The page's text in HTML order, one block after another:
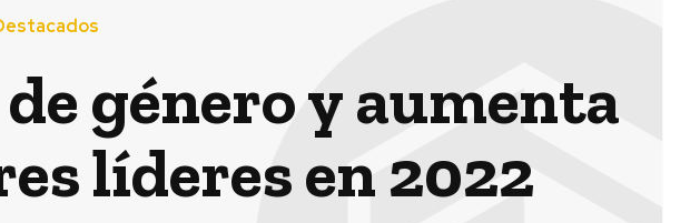
género y aumenta
líderes en 2022